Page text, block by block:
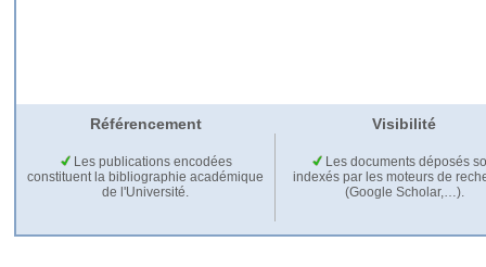
Référencement Visibilité
Les publications encodées
constituent la bibliographie académique
de l'Université.
Les documents déposés
indexés par les moteurs de
(Google Scholar,…).